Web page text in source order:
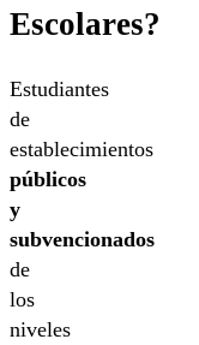
Escolares?
Estudiantes
de
establecimientos
públicos
y
subvencionados
de
los
niveles